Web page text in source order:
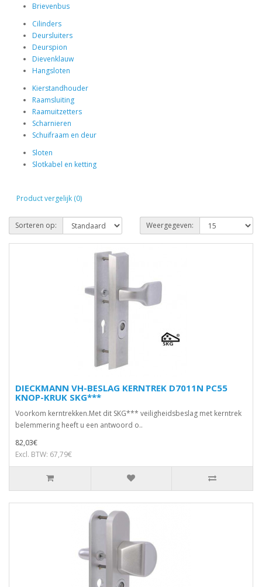
Brievenbus
Cilinders
Deursluiters
Deurspion
Dievenklauw
Hangsloten
Kierstandhouder
Raamsluiting
Raamuitzetters
Scharnieren
Schuifraam en deur
Sloten
Slotkabel en ketting
Product vergelijk (0)
Sorteren op: Weergegeven:
DIECKMANN VH-BESLAG KERNTREK D7011N PC55
KNOP-KRUK SKG***
Voorkom kerntrekken.Met dit SKG*** veiligheidsbeslag met kerntrek
belemmering heeft u een antwoord o..
82,03€
Excl. BTW: 67,79€